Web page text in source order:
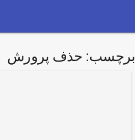
برچسب: حذف پرورش